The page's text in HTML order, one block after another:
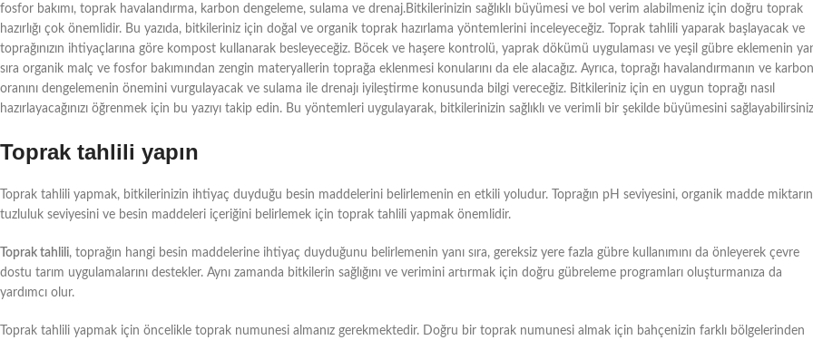
fosfor bakımı, toprak havalandırma, karbon dengeleme, sulama ve drenaj.Bitkilerinizin sağlıklı büyümesi ve bol verim alabilmeniz için doğru toprak
hazırlığı çok önemlidir. Bu yazıda, bitkileriniz için doğal ve organik toprak hazırlama yöntemlerini inceleyeceğiz. Toprak tahlili yaparak başlayacak ve
toprağınızın ihtiyaçlarına göre kompost kullanarak besleyeceğiz. Böcek ve haşere kontrolü, yaprak dökümü uygulaması ve yeşil gübre eklemenin
sıra organik malç ve fosfor bakımından zengin materyallerin toprağa eklenmesi konularını da ele alacağız. Ayrıca, toprağı havalandırmanın ve karbon
oranını dengelemenin önemini vurgulayacak ve sulama ile drenajı iyileştirme konusunda bilgi vereceğiz. Bitkileriniz için en uygun toprağı nasıl
hazırlayacağınızı öğrenmek için bu yazıyı takip edin. Bu yöntemleri uygulayarak, bitkilerinizin sağlıklı ve verimli bir şekilde büyümesini
Toprak tahlili yapın
Toprak tahlili yapmak, bitkilerinizin ihtiyaç duyduğu besin maddelerini belirlemenin en etkili yoludur. Toprağın pH seviyesini, organik madde
tuzluluk seviyesini ve besin maddeleri içeriğini belirlemek için toprak tahlili yapmak önemlidir.
Toprak tahlili, toprağın hangi besin maddelerine ihtiyaç duyduğunu belirlemenin yanı sıra, gereksiz yere fazla gübre kullanımını da önleyerek çevre
dostu tarım uygulamalarını destekler. Aynı zamanda bitkilerin sağlığını ve verimini artırmak için doğru gübreleme programları oluşturmanıza da
yardımcı olur.
Toprak tahlili yapmak için öncelikle toprak numunesi almanız gerekmektedir. Doğru bir toprak numunesi almak için bahçenizin farklı bölgelerinden